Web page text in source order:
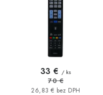
26,83 € bez DPH
33 € / ks
70 €